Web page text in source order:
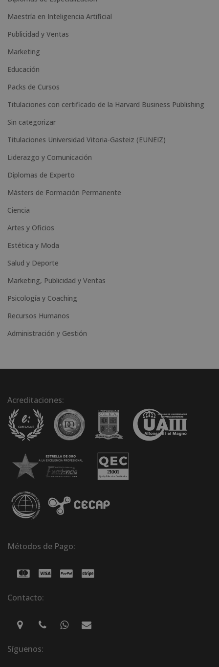
e
r
n
i
v
e
Maestría en Inteligencia Artificial
Publicidad y Ventas
Marketing
Educación
Packs de Cursos
Titulaciones con certificado de la Harvard Business Publishing
Sin categorizar
Titulaciones Universidad Vitoria-Gasteiz (EUNEIZ)
Liderazgo y Comunicación
Diplomas de Experto
Másters de Formación Permanente
Ciencia
Artes y Oficios
Estética y Moda
Salud y Deporte
Marketing, Publicidad y Ventas
Psicología y Coaching
Recursos Humanos
Administración y Gestión
Acreditaciones:
Métodos de Pago:
Contacto:
Síguenos: